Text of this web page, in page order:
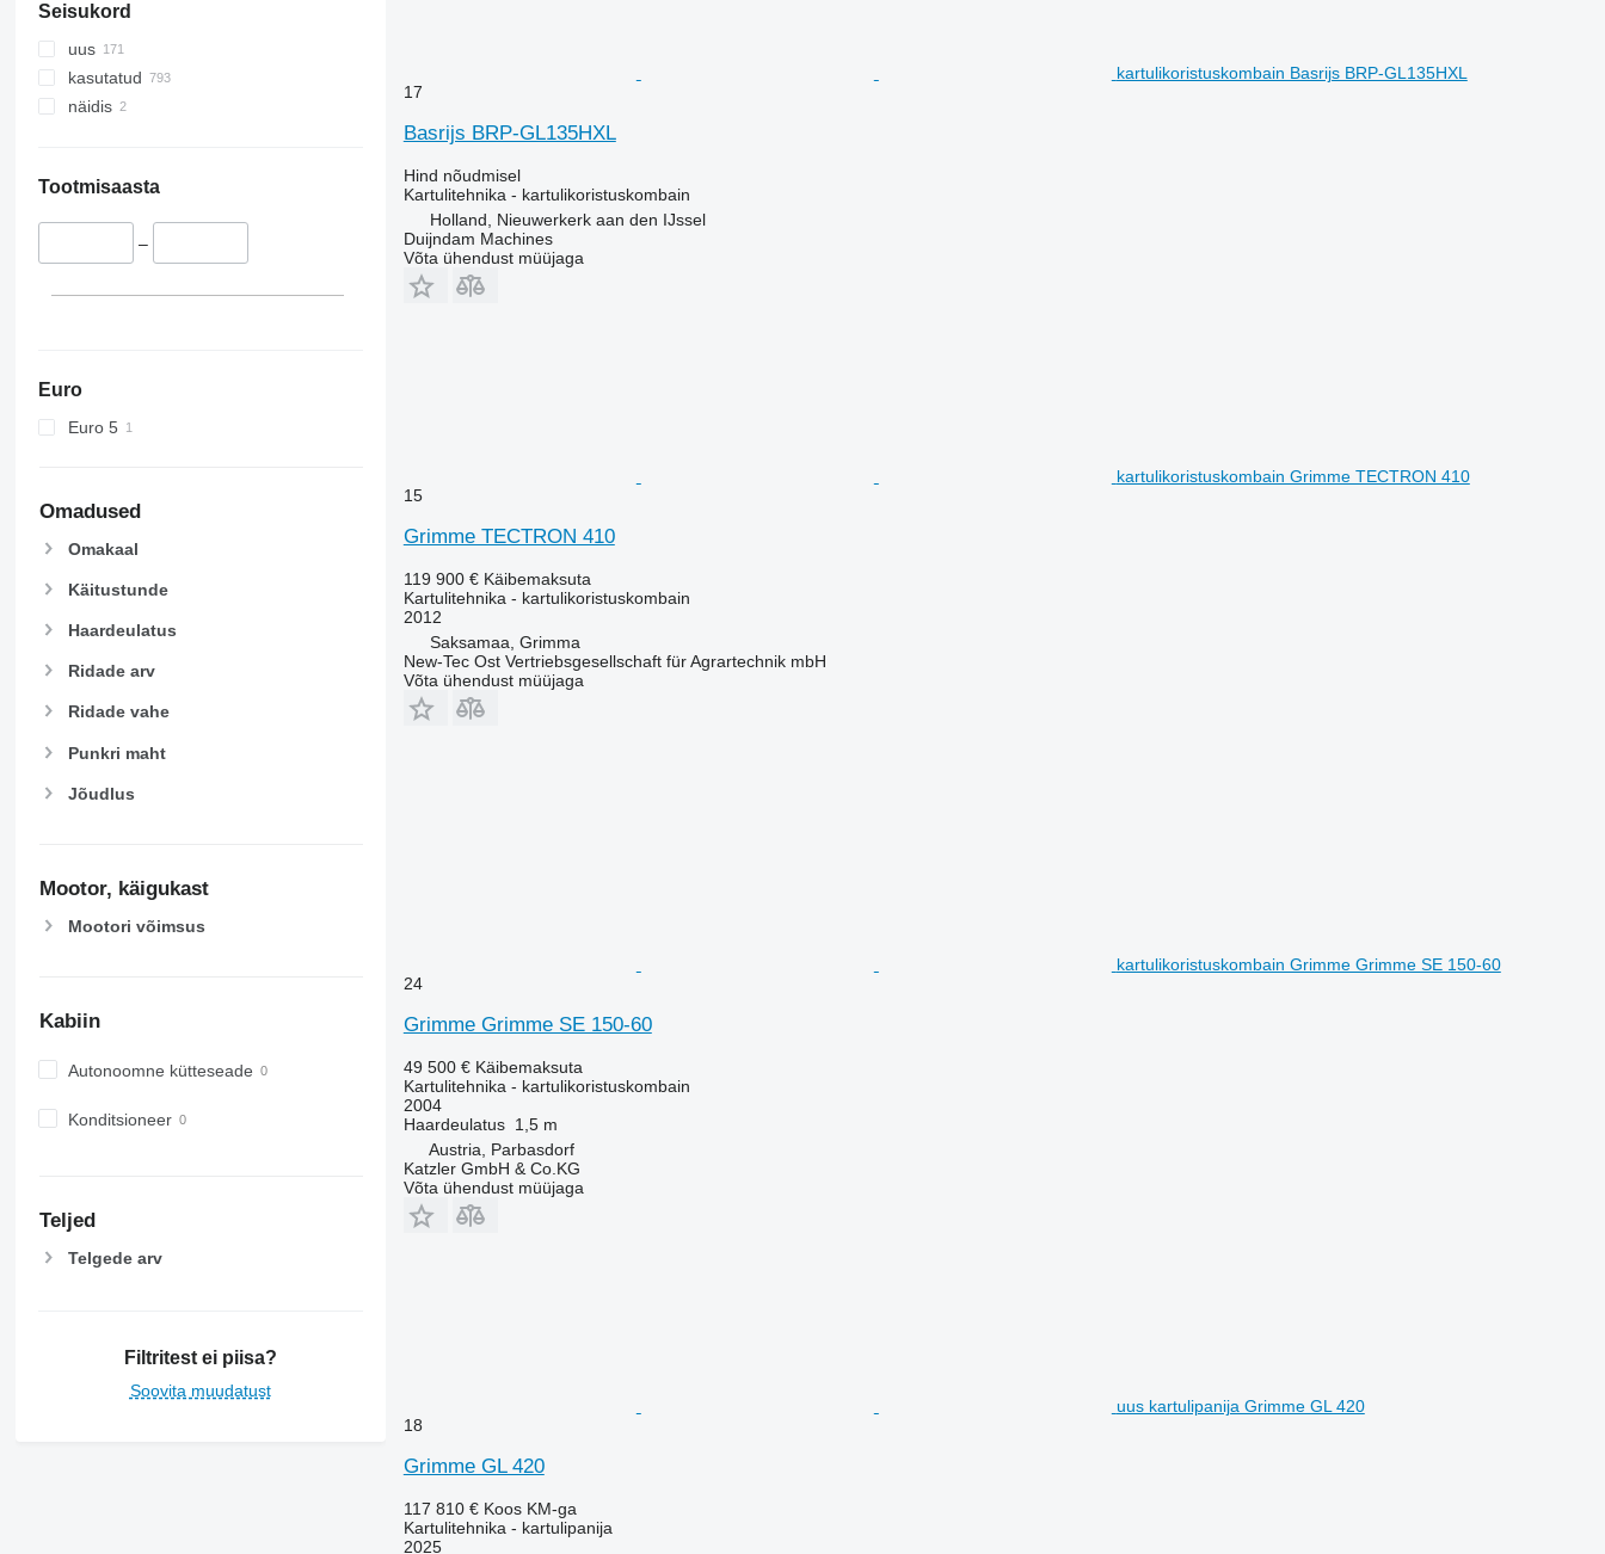
Seisukord
uus
kasutatud
näidis
Tootmisaasta
–
Euro
Euro 5
Omadused
Omakaal
Käitustunde
Haardeulatus
Ridade arv
Ridade vahe
Punkri maht
Jõudlus
Mootor, käigukast
Mootori võimsus
Kabiin
Autonoomne kütteseade
Konditsioneer
Teljed
Telgede arv
Filtritest ei piisa?
Soovita muudatust
kartulikoristuskombain Basrijs BRP-GL135HXL
17
Basrijs BRP-GL135HXL
Hind nõudmisel
Kartulitehnika - kartulikoristuskombain
Holland, Nieuwerkerk aan den IJssel
Duijndam Machines
Võta ühendust müüjaga
kartulikoristuskombain Grimme TECTRON 410
15
Grimme TECTRON 410
119 900 € Käibemaksuta
Kartulitehnika - kartulikoristuskombain
2012
Saksamaa, Grimma
New-Tec Ost Vertriebsgesellschaft für Agrartechnik mbH
Võta ühendust müüjaga
kartulikoristuskombain Grimme Grimme SE 150-60
24
Grimme Grimme SE 150-60
49 500 € Käibemaksuta
Kartulitehnika - kartulikoristuskombain
2004
Haardeulatus 1,5 m
Austria, Parbasdorf
Katzler GmbH & Co.KG
Võta ühendust müüjaga
uus kartulipanija Grimme GL 420
18
Grimme GL 420
117 810 € Koos KM-ga
Kartulitehnika - kartulipanija
2025